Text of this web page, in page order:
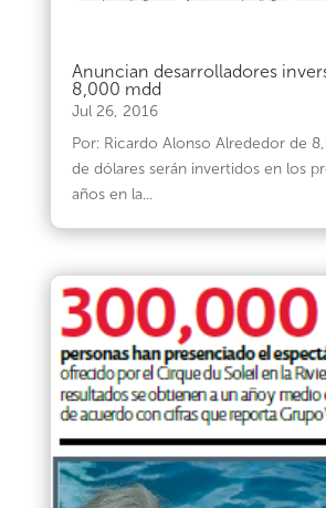
Anuncian desarrolladores
8,000 mdd
Jul 26, 2016
Por: Ricardo Alonso Alrededor de
de dólares serán invertidos en los
años en la...